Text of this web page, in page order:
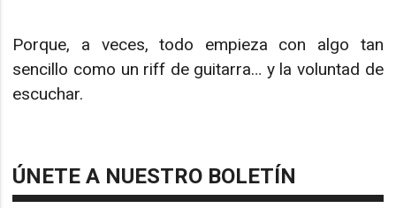
Porque, a veces, todo empieza con algo tan
sencillo como un riff de guitarra… y la voluntad de
escuchar.
ÚNETE A NUESTRO BOLETÍN